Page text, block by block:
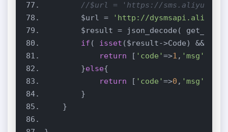
//$url = 'https://
$url =
'http://
if ( isset ($result->Code) &&
return [ 'code' =>1 , 'msg'
}else
return [ 'code' =>0 , 'msg'